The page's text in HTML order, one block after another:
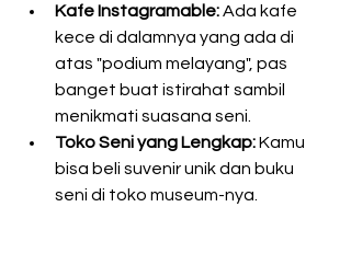
Kafe Instagramable: Ada kafe
kece di dalamnya yang ada di
atas "podium melayang", pas
banget buat istirahat sambil
menikmati suasana seni.
Toko Seni yang Lengkap: Kamu
bisa beli suvenir unik dan buku
seni di toko museum-nya.